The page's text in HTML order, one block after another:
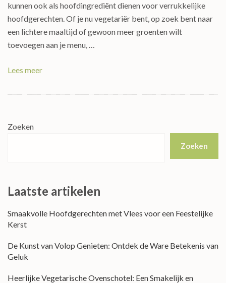
kunnen ook als hoofdingrediënt dienen voor verrukkelijke
hoofdgerechten. Of je nu vegetariër bent, op zoek bent naar
een lichtere maaltijd of gewoon meer groenten wilt
toevoegen aan je menu, …
Lees meer
Zoeken
Zoeken
Laatste artikelen
Smaakvolle Hoofdgerechten met Vlees voor een Feestelijke
Kerst
De Kunst van Volop Genieten: Ontdek de Ware Betekenis van
Geluk
Heerlijke Vegetarische Ovenschotel: Een Smakelijk en